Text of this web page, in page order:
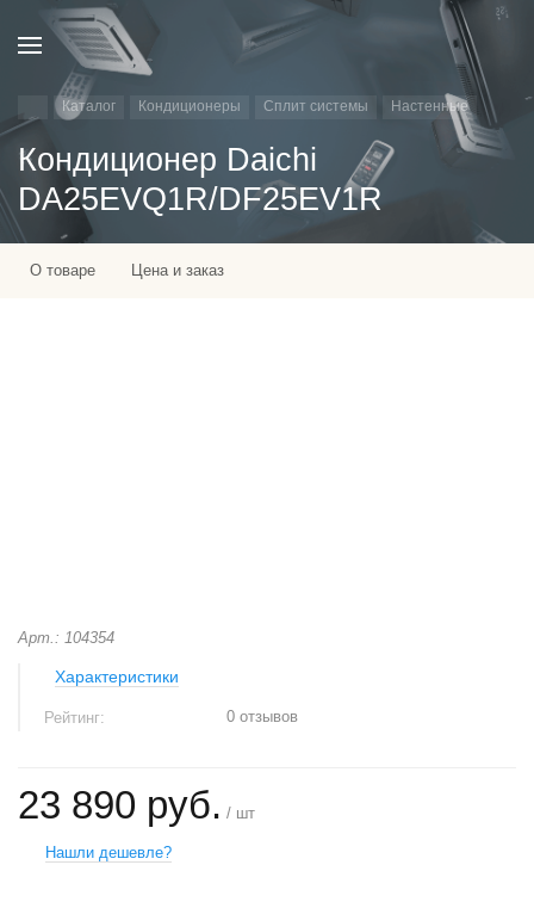
Каталог Кондиционеры Сплит системы Настенные
Кондиционер Daichi
DA25EVQ1R/DF25EV1R
О товаре Цена и заказ
Арт.: 104354
Характеристики
Рейтинг: 0 отзывов
23 890 руб. / шт
Нашли дешевле?